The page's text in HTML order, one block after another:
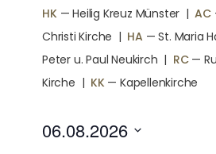
HK— Heilig Kreuz Münster |AC
Christi Kirche | HA — St. Maria
Peter u. Paul Neukirch | RC—
Kirche | KK— Kapellenkirche
06.08.2026